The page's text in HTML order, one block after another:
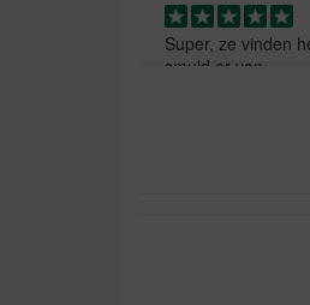
Super, ze vinden
smuld er van.